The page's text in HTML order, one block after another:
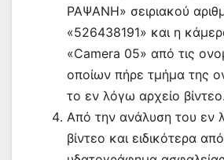
ΡΑΨΑΝΗ» σειριακού
«526438191» και η
«Camera 05» από τις
οποίων πήρε τμήμα της
το εν λόγω αρχείο βίντεο.
Από την ανάλυση του εν
βίντεο και ειδικότερα